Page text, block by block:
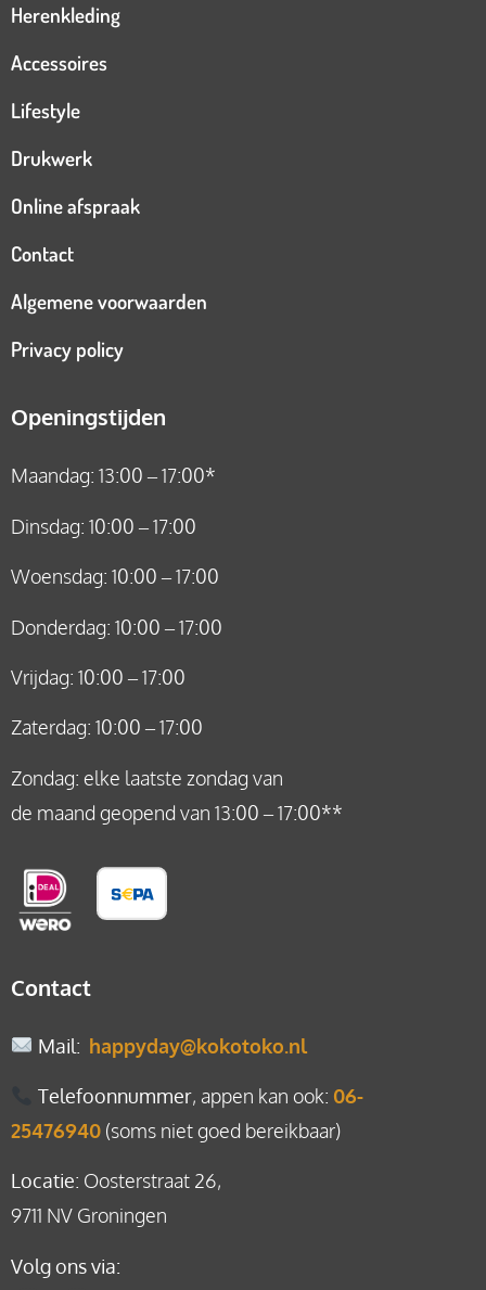
Herenkleding
Accessoires
Lifestyle
Drukwerk
Online afspraak
Contact
Algemene voorwaarden
Privacy policy
Openingstijden
Maandag: 13:00 – 17:00*
Dinsdag: 10:00 – 17:00
Woensdag: 10:00 – 17:00
Donderdag: 10:00 – 17:00
Vrijdag: 10:00 – 17:00
Zaterdag: 10:00 – 17:00
Zondag: elke laatste zondag van
de maand geopend van 13:00 – 17:00**
Contact
Mail: happyday@kokotoko.nl
Telefoonnummer, appen kan ook: 06-
25476940 (soms niet goed bereikbaar)
Locatie: Oosterstraat 26,
9711 NV Groningen
Volg ons via: